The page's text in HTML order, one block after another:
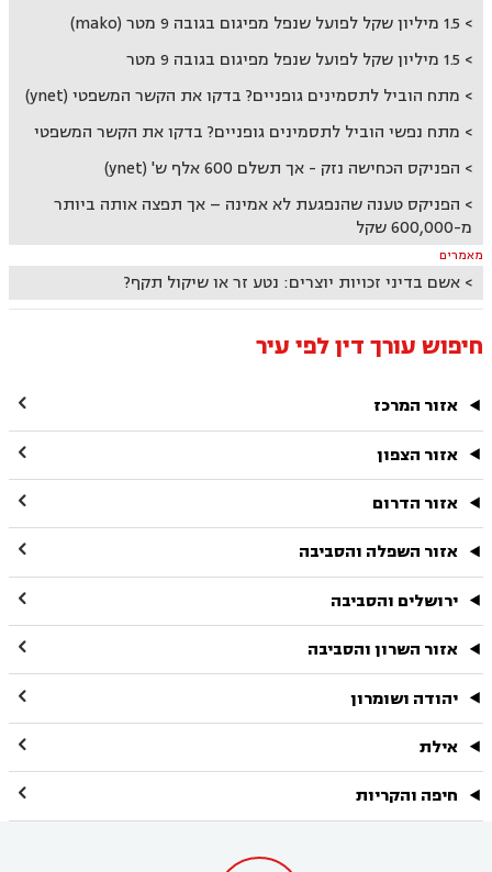
1.5 מיליון שקל לפועל שנפל מפיגום בגובה 9 מטר (mako)
1.5 מיליון שקל לפועל שנפל מפיגום בגובה 9 מטר
מתח הוביל לתסמינים גופניים? בדקו את הקשר המשפטי (ynet)
מתח נפשי הוביל לתסמינים גופניים? בדקו את הקשר המשפטי
הפניקס הכחישה נזק - אך תשלם 600 אלף ש' (ynet)
הפניקס טענה שהנפגעת לא אמינה – אך תפצה אותה ביותר
מ-600,000 שקל
מאמרים
אשם בדיני זכויות יוצרים: נטע זר או שיקול תקף?
חיפוש עורך דין לפי עיר
אזור המרכז 
אזור הצפון 
אזור הדרום 
אזור השפלה והסביבה 
ירושלים והסביבה 
אזור השרון והסביבה 
יהודה ושומרון 
אילת 
חיפה והקריות 